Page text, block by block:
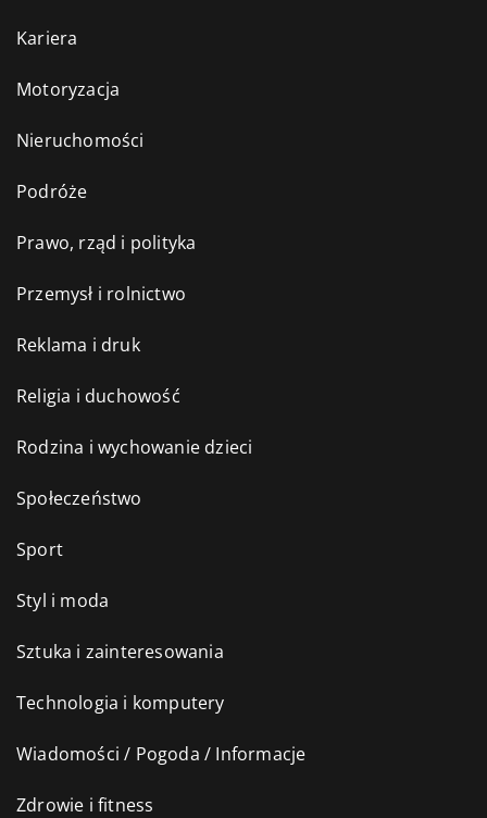
Kariera
Motoryzacja
Nieruchomości
Podróże
Prawo, rząd i polityka
Przemysł i rolnictwo
Reklama i druk
Religia i duchowość
Rodzina i wychowanie dzieci
Społeczeństwo
Sport
Styl i moda
Sztuka i zainteresowania
Technologia i komputery
Wiadomości / Pogoda / Informacje
Zdrowie i fitness